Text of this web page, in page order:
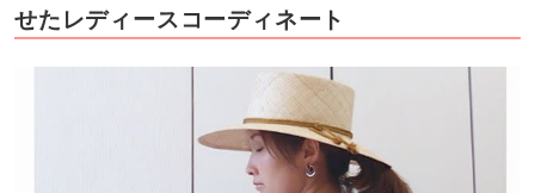
せたレディースコーディネート